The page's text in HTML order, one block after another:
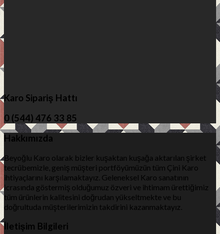
Karo Sipariş Hattı
0 (544) 476 33 85
Hakkımızda
Beyoğlu Karo olarak bizler kuşaktan kuşağa aktarılan şirket
tecrübemizle, geniş müşteri portföyümüzün tüm Çini Karo
ihtiyaçlarını karşılamaktayız. Geleneksel Karo sanatının
icrasında göstermiş olduğumuz özveri ve ihtimam ürettiğimiz
tüm ürünlerin kalitesini doğrudan yükseltmekte ve bu
doğrultuda müşterilerimizin takdirini kazanmaktayız.
İletişim Bilgileri